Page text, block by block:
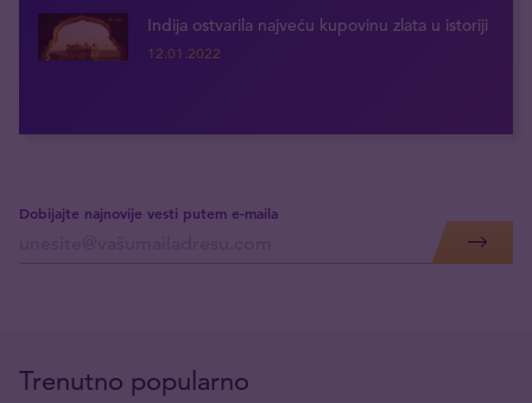
Indija ostvarila najveću kupovinu zlata u istoriji
12.01.2022
Dobijajte najnovije vesti putem e-maila
Trenutno popularno